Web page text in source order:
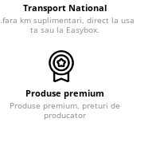
Transport National
...fara km suplimentari, direct la usa
ta sau la Easybox.
Produse premium
Produse premium, preturi de
producator